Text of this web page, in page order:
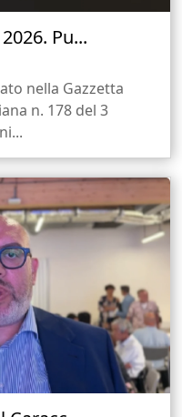
Pu...
nella Gazzetta
n. 178 del 3